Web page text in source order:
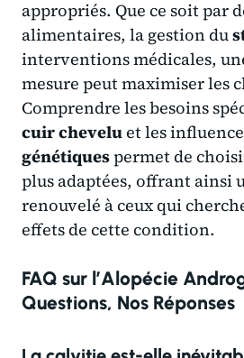
appropriés. Que ce soit par
alimentaires, la gestion du
interventions médicales,
mesure peut maximiser les
Comprendre les besoins
cuircheveluet les
génétiquespermet de
plus adaptées, offrant ainsi
renouvelé à ceux qui
effets de cette condition.
FAQ sur l’Alopécie
Questions, Nos Réponses